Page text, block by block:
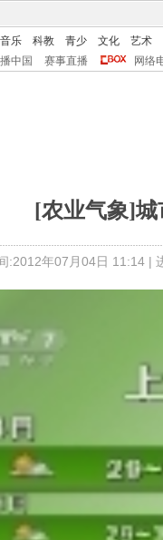
音乐 科教 青少 文化
艺术
中国 赛事直播 网络
[农业气象]城
:2012年07月04日 11:14 |